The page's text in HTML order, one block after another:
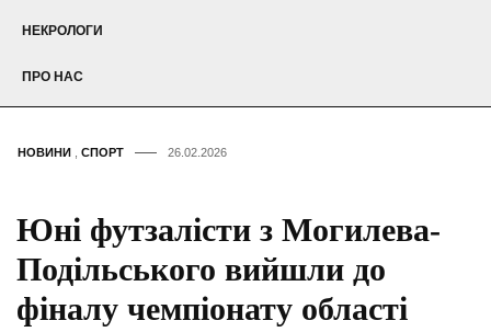
НЕКРОЛОГИ
ПРО НАС
НОВИНИ СПОРТ 26.02.2026
Юні футзалісти з Могилева-
Подільського вийшли до
фіналу чемпіонату області